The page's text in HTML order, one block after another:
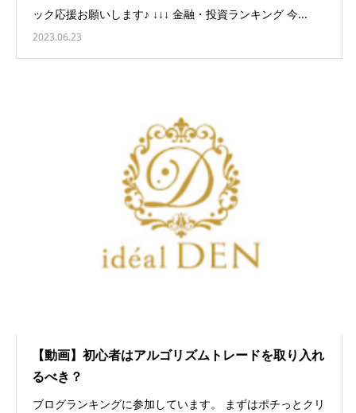
ック応援お願いします♪ ↓↓↓ 金融・投資ランキング 今...
2023.06.23
【動画】初心者はアルゴリズムトレードを取り入れ
るべき？
ブログランキングに参加しています。 まずはポチっとクリ